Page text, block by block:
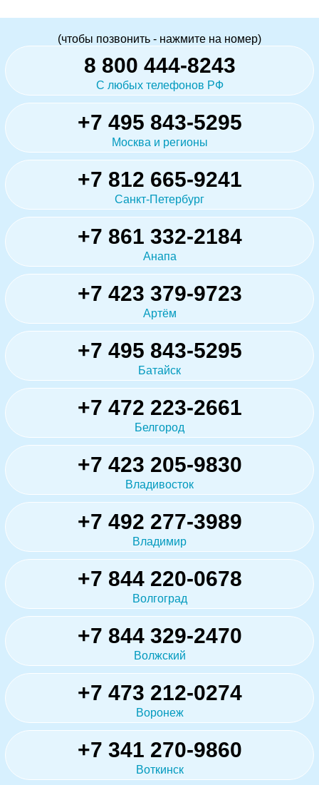
(чтобы позвонить - нажмите на номер)
8 800 444-8243
С любых телефонов РФ
+7 495 843-5295
Москва и регионы
+7 812 665-9241
Санкт-Петербург
+7 861 332-2184
Анапа
+7 423 379-9723
Артём
+7 495 843-5295
Батайск
+7 472 223-2661
Белгород
+7 423 205-9830
Владивосток
+7 492 277-3989
Владимир
+7 844 220-0678
Волгоград
+7 844 329-2470
Волжский
+7 473 212-0274
Воронеж
+7 341 270-9860
Воткинск